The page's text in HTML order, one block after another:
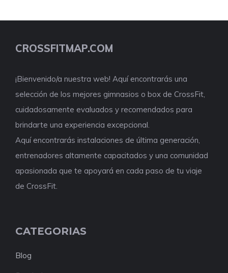
CROSSFITMAP.COM
¡Bienvenido/a nuestra web! Aquí encontrarás una
selección de los mejores gimnasios o box de CrossFit,
cuidadosamente evaluados y recomendados para
brindarte una experiencia excepcional.
Aquí encontrarás instalaciones de última generación,
entrenadores altamente capacitados y una comunidad
apasionada que te apoyará en cada paso de tu viaje
de CrossFit.
CATEGORIAS
Blog